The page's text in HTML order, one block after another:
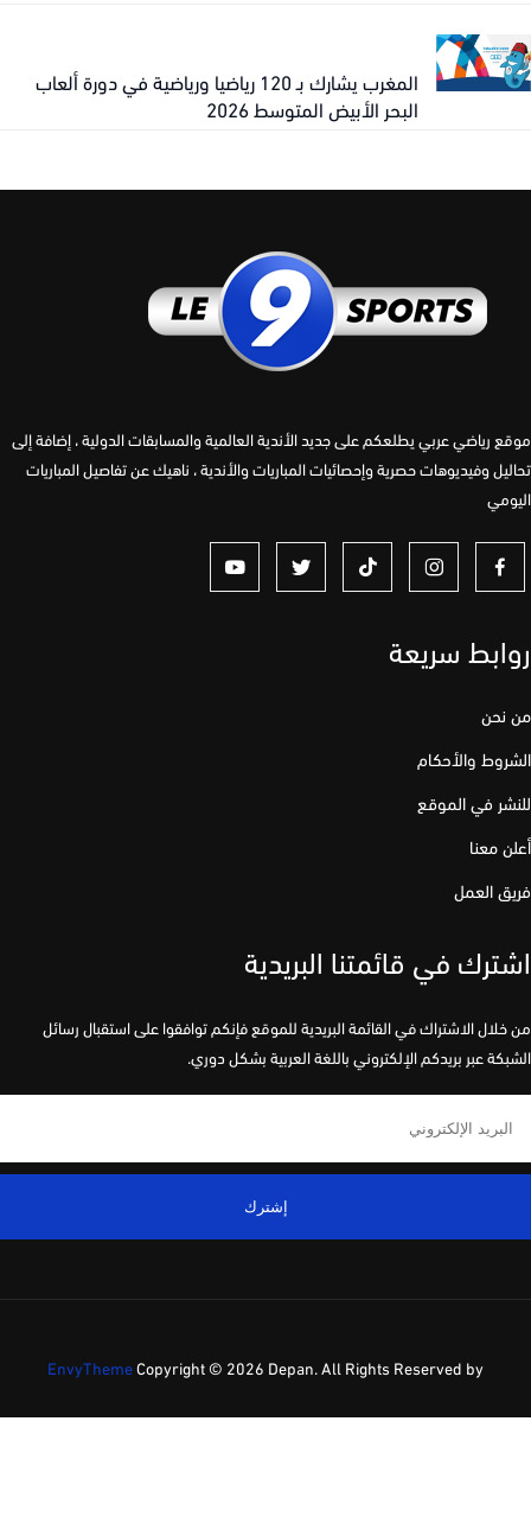
المغرب يشارك بـ 120 رياضيا ورياضية في دورة ألعاب
البحر الأبيض المتوسط 2026
رياضي عربي يطلعكم على جديد الأندية العالمية والمسابقات الدولية ، إضافة إلى
وفيديوهات حصرية وإحصائيات المباريات والأندية ، ناهيك عن تفاصيل المباريات
سريعة
والأحكام
في الموقع
معنا
العمل
في قائمتنا البريدية
الاشتراك في القائمة البريدية للموقع فإنكم توافقوا على استقبال رسائل
عبر بريدكم الإلكتروني باللغة العربية بشكل دوري.
إشترك
Copyright ©2026 Depan. All Rights Reserved by
EnvyTheme